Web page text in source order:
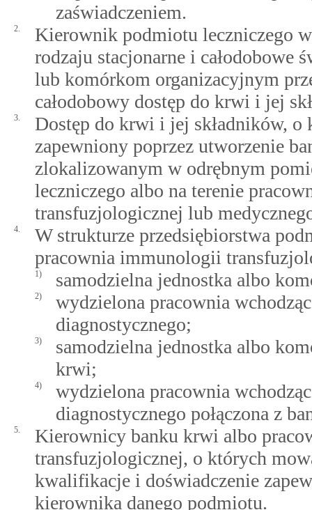
zaświadczeniem.
2.
Kierownik podmiotu leczniczego
rodzaju stacjonarne i całodobowe
lub komórkom organizacyjnym
całodobowy dostęp do krwi i jej
3.
Dostęp do krwi i jej składników,
zapewniony poprzez utworzenie
zlokalizowanym w odrębnym
leczniczego albo na terenie
transfuzjologicznej lub
4.
W strukturze przedsiębiorstwa
pracownia immunologii
1) samodzielna jednostka albo
2)
wydzielona pracownia
diagnostycznego;
3)
samodzielna jednostka albo
krwi;
4)
wydzielona pracownia
diagnostycznego połączona z
5.
Kierownicy banku krwi albo
transfuzjologicznej, o których
kwalifikacje i doświadczenie
kierownika danego podmiotu.